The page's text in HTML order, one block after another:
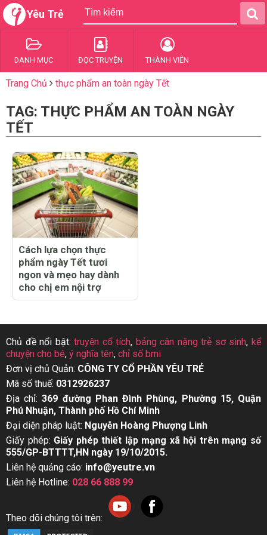
Yêu Trẻ
DANH MỤC ĐỌC TRUYỆN THÀNH VIÊN
Trang Chủ thực phẩm an toàn ngày Tết
TAG: THỰC PHẨM AN TOÀN NGÀY
TẾT
Cách lựa chọn thực
phẩm ngày Tết tươi
ngon và mẹo hay dành
cho chị em nội trợ
Chủ đề nổi bật:truyện cổ tích, bảng cân nặng trẻ sơ sinh,kể
chuyện cho bé, ý nghĩa tên, chỉ số bmi
Đơn vị chủ Quản: CÔNG TY CỔ PHẦN YÊU TRẺ
Mã số thuế: 0312926237
Địa chỉ:369 đường Phan Đình Phùng, Phường 15, Quận
Phú Nhuận, Thành phố Hồ Chí Minh
Đại diện pháp luật: Nguyễn Hoàng Phượng Linh
Giấy phép: Giấy phép thiết lập mạng xã hội trên mạng số
555/GP-BTTTT,HN ngày 19/10/2015.
Liên hệ quảng cáo: info@yeutre.vn
Liên hệ Hotline: 028 66 888 99
Theo dõi chúng tôi trên: